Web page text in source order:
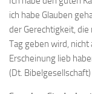
ich habe Glauben
der Gerechtigkeit,
Tag geben wird, nicht
Erscheinung lieb
(Dt. Bibelgesellschaft)